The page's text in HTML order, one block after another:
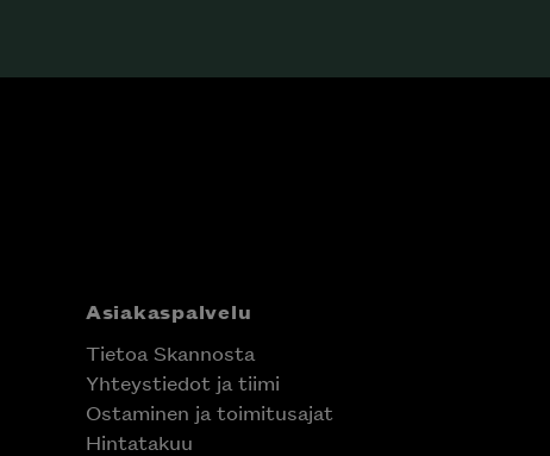
Asiakaspalvelu
Tietoa Skannosta
Yhteystiedot ja tiimi
Ostaminen ja toimitusajat
Hintatakuu